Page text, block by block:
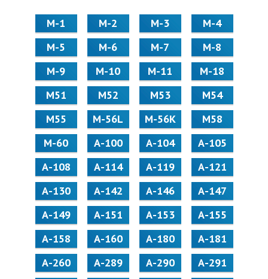
М-1 М-2 М-3
М-4
М-5
М-6 М-7
М-8
М-9
М-10 М-11
М-18
М51
М52 М53
М54
М55
M-56L M-56K
М58
M-60
А-100 А-104
А-105
А-108
А-114 А-119
А-121
А-130
А-142 А-146
А-147
А-149
А-151 А-153
А-155
А-158
А-160 А-180
А-181
А-260
А-289 А-290
А-291